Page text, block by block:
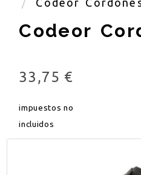
Codeor
Codeor
33,75 €
impuestos no
incluidos